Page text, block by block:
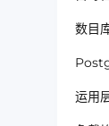
数目
运用